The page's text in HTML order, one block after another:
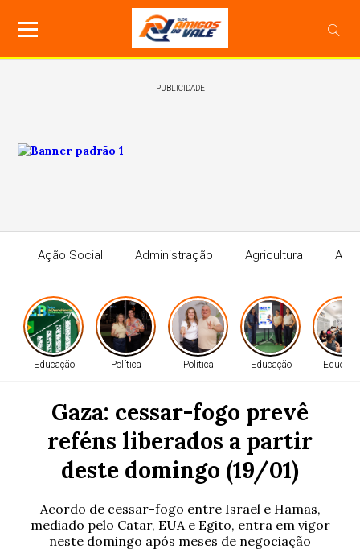
PUBLICIDADE
Ação Social Administração Agricultura
Educação Política Política Educação
Gaza: cessar-fogo prevê
reféns liberados a partir
deste domingo (19/01)
Acordo de cessar-fogo entre Israel e Hamas,
mediado pelo Catar, EUA e Egito, entra em vigor
neste domingo após meses de negociação